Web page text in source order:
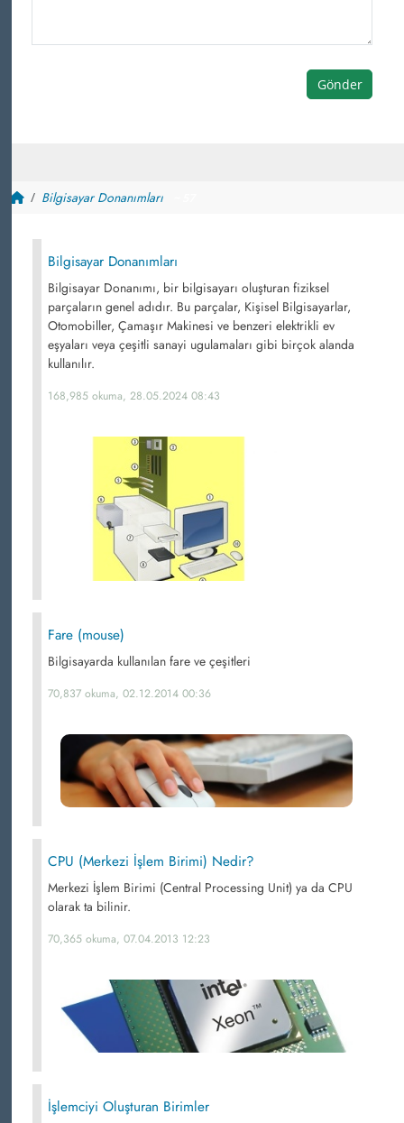
Gönder
Bilgisayar Donanımları
Bilgisayar Donanımları
Bilgisayar Donanımı, bir bilgisayarı oluşturan fiziksel
parçaların genel adıdır. Bu parçalar, Kişisel Bilgisayarlar,
Otomobiller, Çamaşır Makinesi ve benzeri elektrikli ev
eşyaları veya çeşitli sanayi ugulamaları gibi birçok alanda
kullanılır.
168,985 okuma, 28.05.2024 08:43
Fare (mouse)
Bilgisayarda kullanılan fare ve çeşitleri
70,837 okuma, 02.12.2014 00:36
CPU (Merkezi İşlem Birimi) Nedir?
Merkezi İşlem Birimi (Central Processing Unit) ya da CPU
olarak ta bilinir.
70,365 okuma, 07.04.2013 12:23
İşlemciyi Oluşturan Birimler